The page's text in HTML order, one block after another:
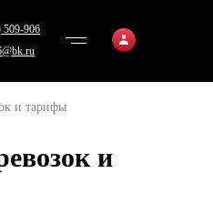
509-906
и тарифы
и